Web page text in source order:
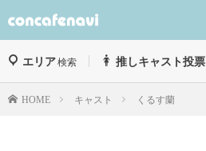
エリア検索 推しキャスト投票
HOME キャスト くるす蘭